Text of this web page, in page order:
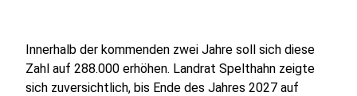
Innerhalb der kommenden zwei Jahre soll sich diese
Zahl auf 288.000 erhöhen. Landrat Spelthahn zeigte
sich zuversichtlich, bis Ende des Jahres 2027 auf